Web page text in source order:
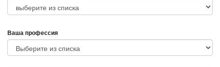
аша профессия